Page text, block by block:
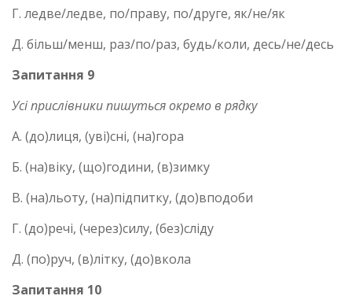
Г. ледве/ледве, по/праву, по/друге, як/не/як
Д. більш/менш, раз/по/раз, будь/коли, десь/не/десь
Запитання 9
Усі прислівники пишуться окремо в рядку
А. (до)лиця, (уві)сні, (на)гора
Б. (на)віку, (що)години, (в)зимку
В. (на)льоту, (на)підпитку, (до)вподоби
Г. (до)речі, (через)силу, (без)сліду
Д. (по)руч, (в)літку, (до)вкола
Запитання 10